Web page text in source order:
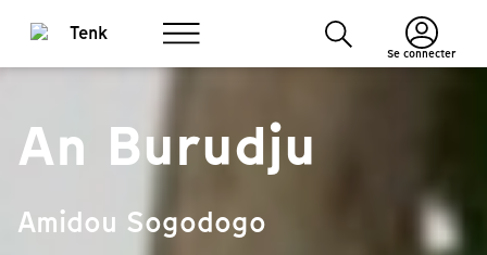
Se connecter
An Burudju
Amidou Sogodogo